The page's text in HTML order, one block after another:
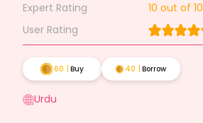
Expert Rating 10 out of 10
User Rating
60 Buy 40 Borrow
Urdu